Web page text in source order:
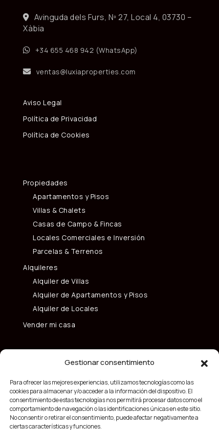
Gestionar consentimiento
Para ofrecer las mejores experiencias, utilizamos tecnologías como las
cookies para almacenar y/o acceder a la información del dispositivo. El
consentimiento de estas tecnologías nos permitirá procesar datos como el
comportamiento de navegación o las identificaciones únicas en este sitio.
No consentir o retirar el consentimiento, puede afectar negativamente a
ciertas características y funciones.
Avinguda dels Furs, Nº 27, Local 4, 03730 –
Xàbia
+34 655 468 942 (WhatsApp)
ventas@luxiaproperties.com
Aviso Legal
Política de Privacidad
Política de Cookies
Propiedades
Apartamentos y Pisos
Villas & Chalets
Casas de Campo & Fincas
Locales Comerciales e Inversión
Parcelas & Terrenos
Alquileres
Alquiler de Villas
Alquiler de Apartamentos y Pisos
Alquiler de Locales
Vender mi casa